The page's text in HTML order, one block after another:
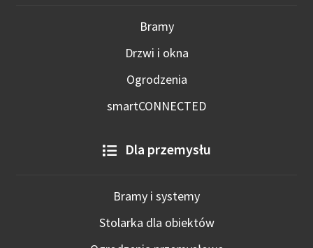
Bramy
Drzwi i okna
Ogrodzenia
smartCONNECTED
Dla przemysłu
Bramy i systemy
Stolarka dla obiektów